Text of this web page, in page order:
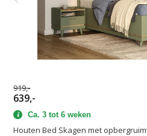
919,-
639,-
Ca. 3 tot 6 weken
Houten Bed Skagen met